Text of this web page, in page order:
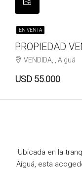
EN VENTA
PROPIEDAD
VENDIDA, , Aiguá
USD 55.000
Ubicada en la
Aiguá, esta